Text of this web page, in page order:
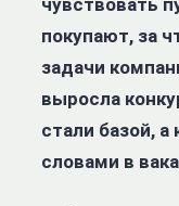
покупают, за
задачи
выросла
стали базой,
словами в